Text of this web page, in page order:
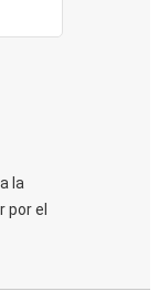
la
por el